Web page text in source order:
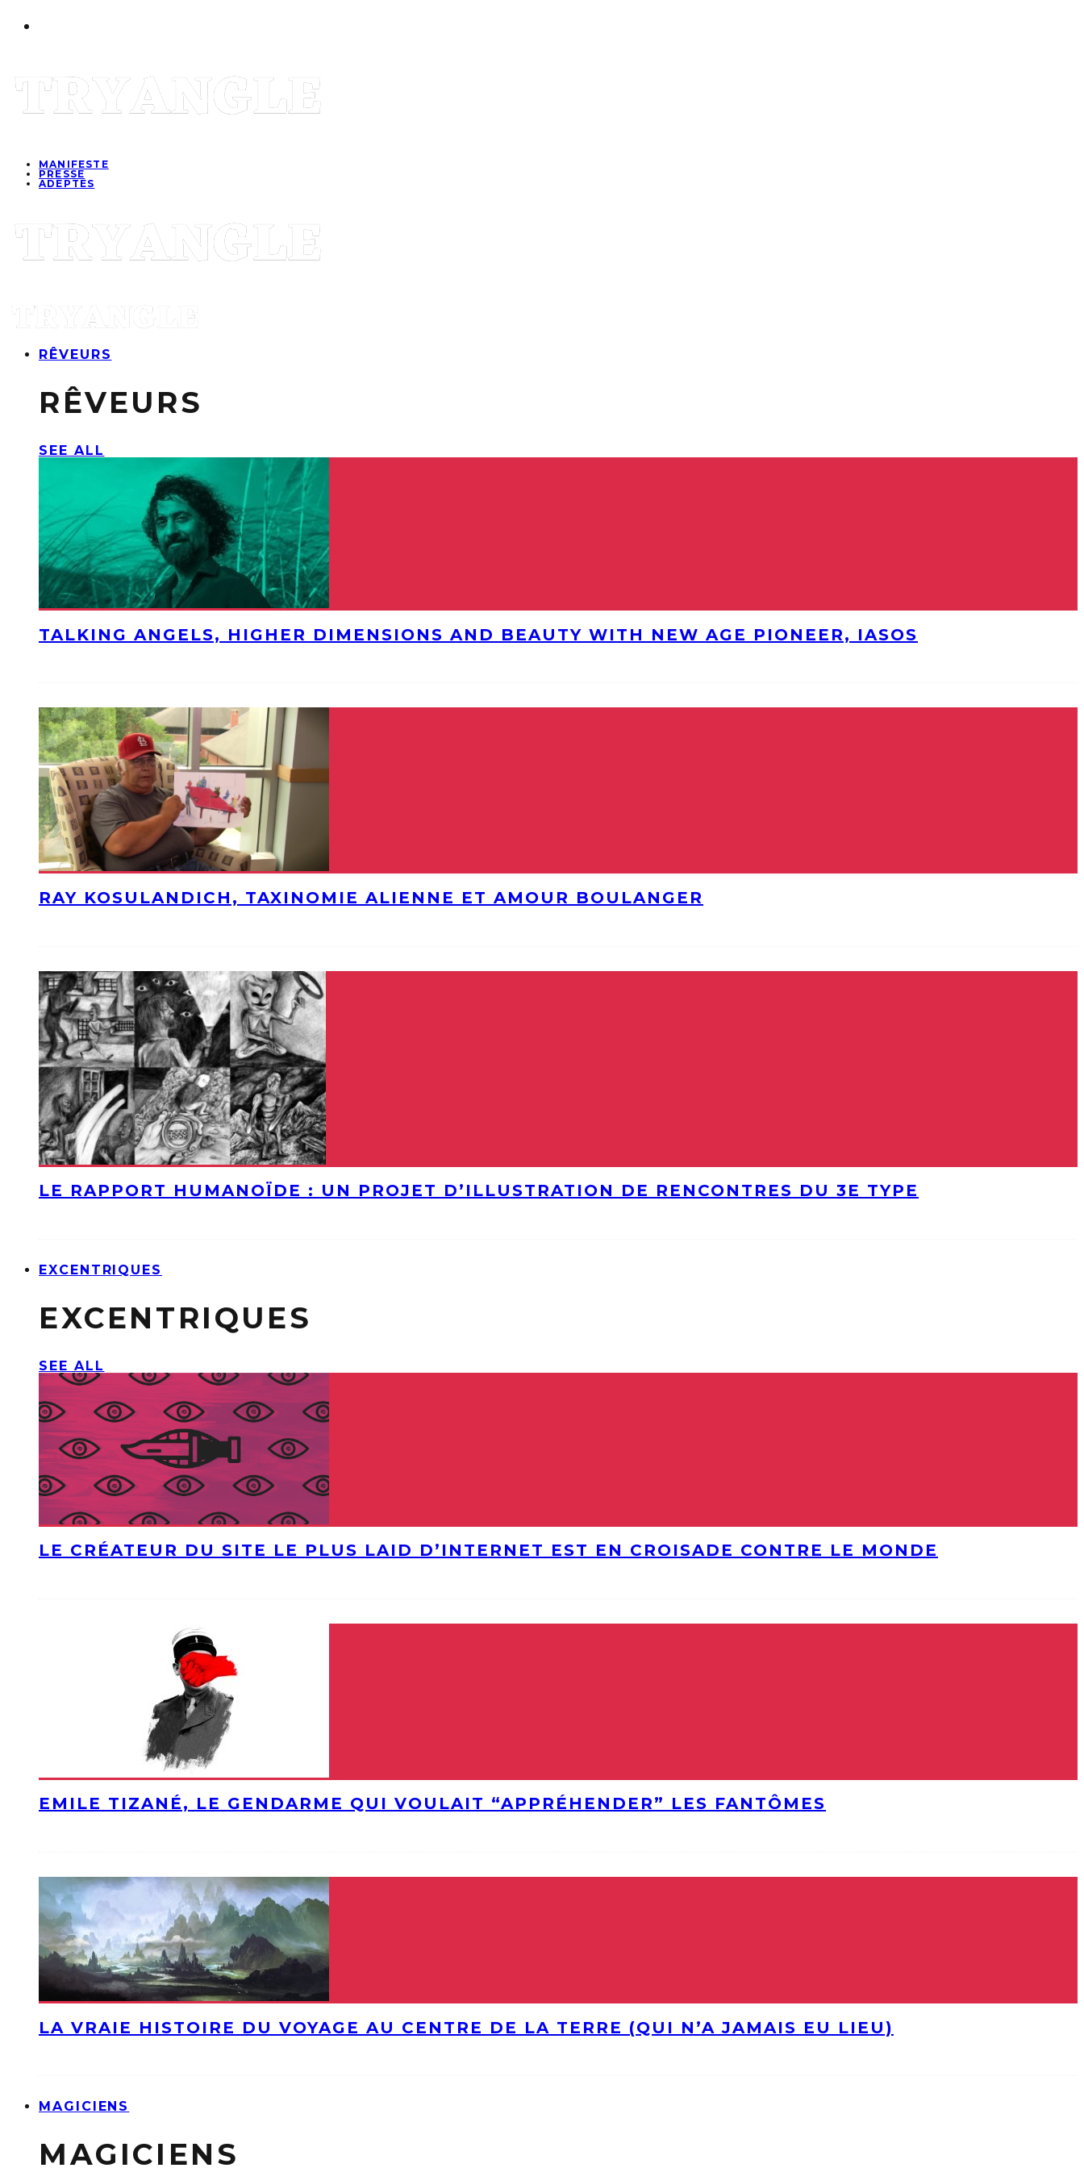
MANIFESTE
PRESSE
ADEPTES
RÊVEURS
RÊVEURS
SEE ALL
TALKING ANGELS, HIGHER DIMENSIONS AND BEAUTY WITH NEW AGE PIONEER, IASOS
RAY KOSULANDICH, TAXINOMIE ALIENNE ET AMOUR BOULANGER
LE RAPPORT HUMANOÏDE : UN PROJET D’ILLUSTRATION DE RENCONTRES DU 3E TYPE
EXCENTRIQUES
EXCENTRIQUES
SEE ALL
LE CRÉATEUR DU SITE LE PLUS LAID D’INTERNET EST EN CROISADE CONTRE LE MONDE
EMILE TIZANÉ, LE GENDARME QUI VOULAIT “APPRÉHENDER” LES FANTÔMES
LA VRAIE HISTOIRE DU VOYAGE AU CENTRE DE LA TERRE (QUI N’A JAMAIS EU LIEU)
MAGICIENS
MAGICIENS